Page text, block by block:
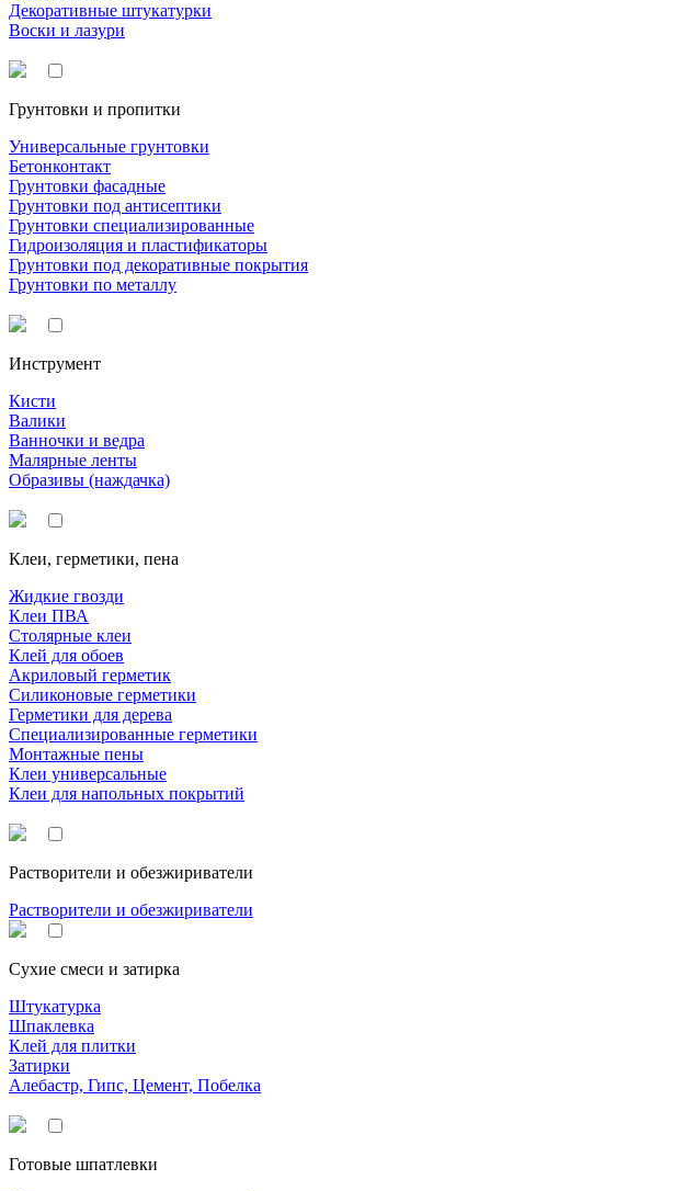
Декоративные штукатурки
Воски и лазури
Грунтовки и пропитки
Универсальные грунтовки
Бетонконтакт
Грунтовки фасадные
Грунтовки под антисептики
Грунтовки специализированные
Гидроизоляция и пластификаторы
Грунтовки под декоративные покрытия
Грунтовки по металлу
Инструмент
Кисти
Валики
Ванночки и ведра
Малярные ленты
Образивы (наждачка)
Клеи, герметики, пена
Жидкие гвозди
Клеи ПВА
Столярные клеи
Клей для обоев
Акриловый герметик
Силиконовые герметики
Герметики для дерева
Специализированные герметики
Монтажные пены
Клеи универсальные
Клеи для напольных покрытий
Растворители и обезжириватели
Растворители и обезжириватели
Сухие смеси и затирка
Штукатурка
Шпаклевка
Клей для плитки
Затирки
Алебастр, Гипс, Цемент, Побелка
Готовые шпатлевки